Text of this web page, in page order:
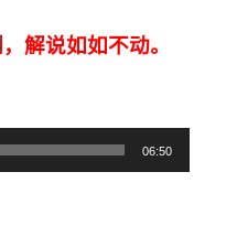
解说如如不动。
06:50